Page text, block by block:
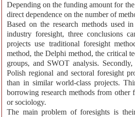
Depending on the funding amount for
direct dependence on the number of
Based on the research methods used
industry foresight, three conclusions
projects use traditional foresight
method, the Delphi method, the critical
groups, and SWOT analysis.
Polish regional and sectoral foresight
than in similar world-class projects.
borrowing research methods from other
or sociology.
The main problem of foresights is